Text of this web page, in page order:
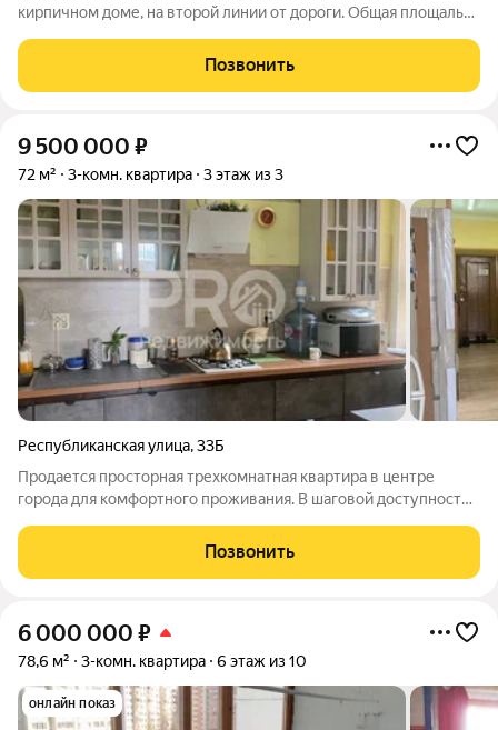
кирпичном доме, на второй линии от дороги. Общая площаль
убрать стену между кухней и маленькой комнатой. Получится
двухкомнатная квартира с
Позвонить
9 500 000 ₽
72 м² 3-комн. квартира 3 этаж из 3
Республиканская улица,33Б
Продается просторная трехкомнатная квартира в центре
города для комфортного проживания. В шаговой доступности
парки, школы и культурные достопримечательности города.
Эта квартира идеально подходит
Позвонить
6 000 000 ₽
78,6 м² 3-комн. квартира 6 этаж из 10
онлайн показ